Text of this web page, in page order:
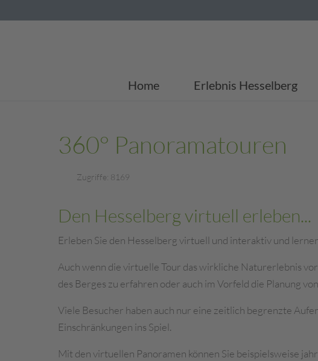
Home Erlebnis Hesselberg
360° Panoramatouren
Zugriffe: 8169
Den Hesselberg virtuell erleben...
Erleben Sie den Hesselberg virtuell und interaktiv und
Auch wenn die virtuelle Tour das wirkliche Naturerlebnis
des Berges zu erfahren oder auch im Vorfeld die Planung
Viele Besucher haben auch nur eine zeitlich begrenzte
Einschränkungen ins Spiel.
Mit den virtuellen Panoramen können Sie beispielsweise